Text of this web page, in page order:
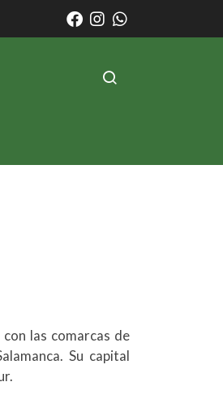
las comarcas de
Su capital